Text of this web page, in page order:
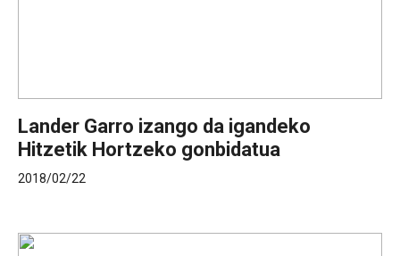
Lander Garro izango da igandeko
Hitzetik Hortzeko gonbidatua
2018/02/22